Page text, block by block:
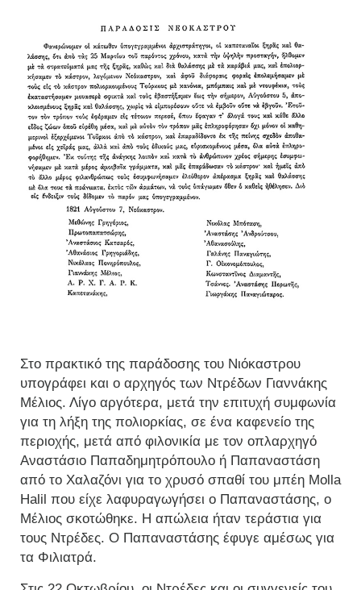
Στο πρακτικό της παράδοσης του Νιόκαστρου
υπογράφει και ο αρχηγός των Ντρέδων Γιαννάκης
Μέλιος. Λίγο αργότερα, μετά την επιτυχή συμφωνία
για τη λήξη της πολιορκίας, σε ένα καφενείο της
περιοχής, μετά από φιλονικία με τον οπλαρχηγό
Αναστάσιο Παπαδημητρόπουλο ή Παπαναστάση
από το Χαλαζόνι για το χρυσό σπαθί του μπέη Molla
Halil που είχε λαφυραγωγήσει ο Παπαναστάσης, ο
Μέλιος σκοτώθηκε. Η απώλεια ήταν τεράστια για
τους Ντρέδες. Ο Παπαναστάσης έφυγε αμέσως για
τα Φιλιατρά.